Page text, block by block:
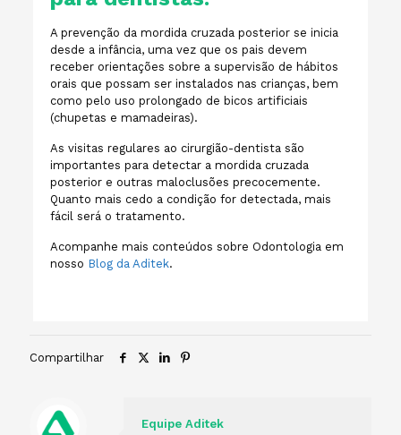
A prevenção da mordida cruzada posterior se inicia
desde a infância, uma vez que os pais devem
receber orientações sobre a supervisão de hábitos
orais que possam ser instalados nas crianças, bem
como pelo uso prolongado de bicos artificiais
(chupetas e mamadeiras).
As visitas regulares ao cirurgião-dentista são
importantes para detectar a mordida cruzada
posterior e outras maloclusões precocemente.
Quanto mais cedo a condição for detectada, mais
fácil será o tratamento.
Acompanhe mais conteúdos sobre Odontologia em
nosso Blog da Aditek.
Compartilhar
Equipe Aditek